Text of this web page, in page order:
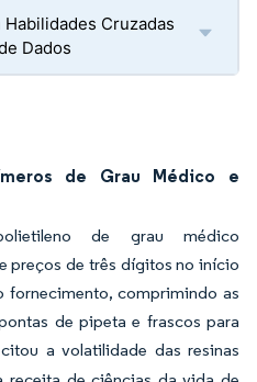
Cruzadas
Dados
de Grau Médico e
de grau médico
preços de três dígitos no início
fornecimento, comprimindo as
de pipeta e frascos para
a volatilidade das resinas